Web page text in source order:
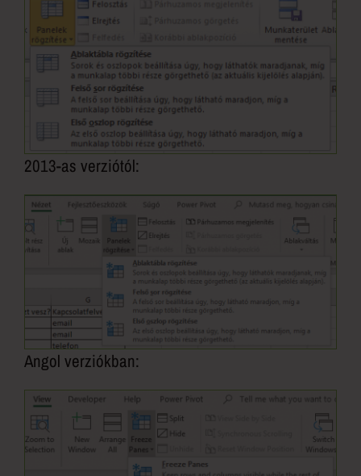
2013-as verziótól:
Angol verziókban: